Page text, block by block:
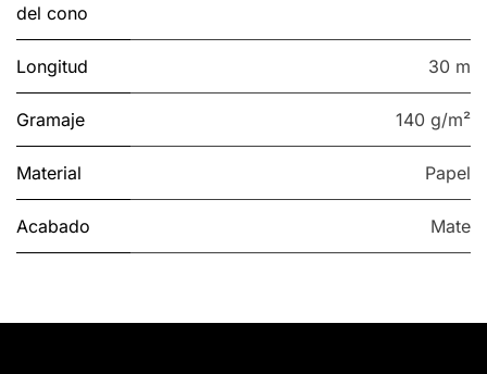
del cono
Longitud 30 m
Gramaje 140 g/m²
Material Papel
Acabado Mate